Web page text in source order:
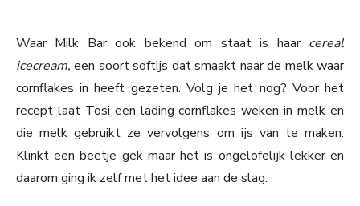
Waar Milk Bar ook bekend om staat is haar cereal
icecream,een soort softijs dat smaakt naar de melk waar
cornflakes in heeft gezeten. Volg je het nog? Voor het
recept laat Tosi een lading cornflakes weken in melk en
die melk gebruikt ze vervolgens om ijs van te maken.
Klinkt een beetje gek maar het is ongelofelijk lekker en
daarom ging ik zelf met het idee aan de slag.